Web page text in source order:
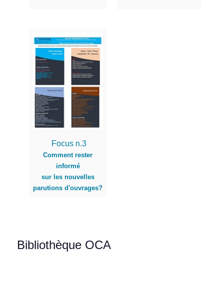
Focus n.3
Comment rester
informé
sur les nouvelles
parutions d'ouvrages?
Bibliothèque OCA